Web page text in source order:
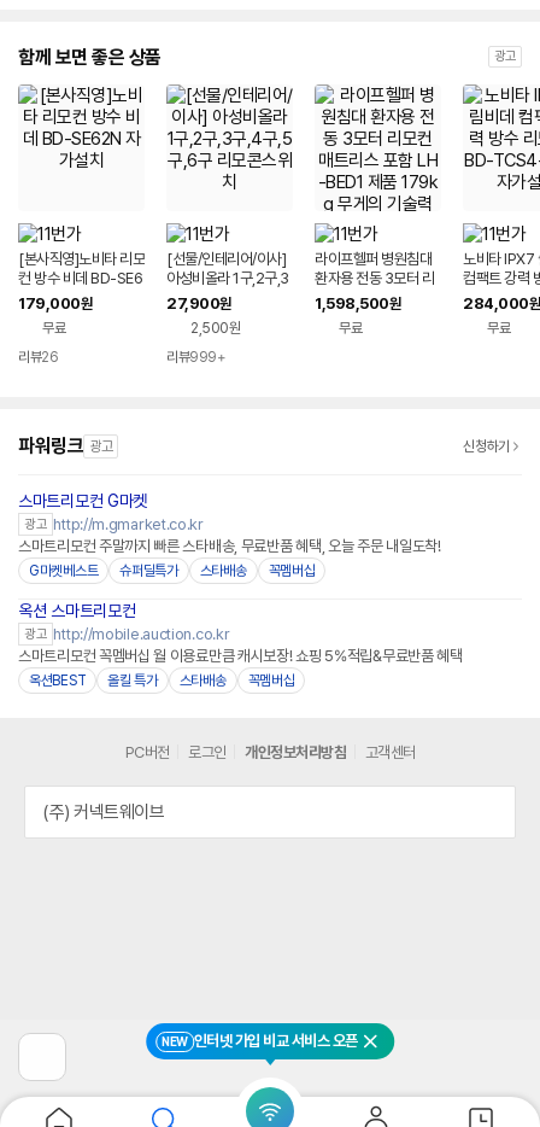
함께 보면 좋은 상품 광고
[본사직영]노비타 리모
컨 방수 비데 BD-SE6
2N 자가설치
179,000원
무료
리뷰26
[선물/인테리어/이사]
아성비올라 1구,2구,3
구,4구,5구,6구 리모
콘스위치
27,900원
2,500원
리뷰999+
라이프헬퍼 병원침대
환자용 전동 3모터 리
모컨 매트리스 포함 L
H-BED1 제품 179kg
무게의 기술력 침대
1,598,500원
무료
노비타 IPX7
컴팩트 강력
컨형 BD-
RA 자가설치
284,000원
무료
파워링크 광고 신청하기
스마트리모컨 G마켓
광고 http://m.gmarket.co.kr
스마트리모컨 주말까지 빠른 스타배송, 무료반품 혜택, 오늘 주문 내일도착!
G마켓베스트 슈퍼딜특가 스타배송 꼭멤버십
옥션 스마트리모컨
광고 http://mobile.auction.co.kr
스마트리모컨 꼭멤버십 월 이용료만큼 캐시보장! 쇼핑 5%적립&무료반품 혜택
옥션BEST 올킬 특가 스타배송 꼭멤버십
전
페
이
NEW 인터넷 가입 비교 서비스 오픈 닫기
PC버전 로그인 개인정보처리방침 고객센터
(주) 커넥트웨이브